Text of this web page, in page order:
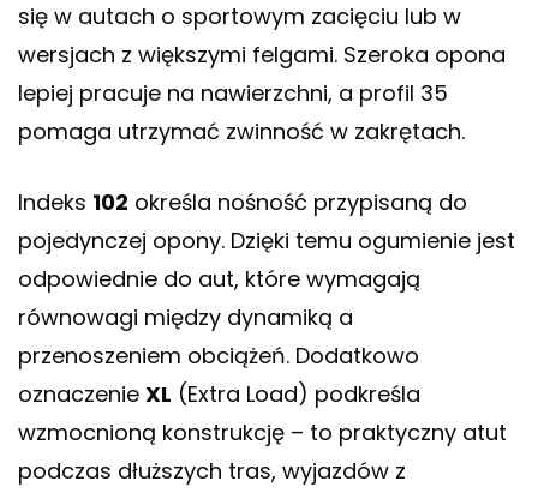
się w autach o sportowym zacięciu lub w
wersjach z większymi felgami. Szeroka opona
lepiej pracuje na nawierzchni, a profil 35
pomaga utrzymać zwinność w zakrętach.
Indeks 102 określa nośność przypisaną do
pojedynczej opony. Dzięki temu ogumienie jest
odpowiednie do aut, które wymagają
równowagi między dynamiką a
przenoszeniem obciążeń. Dodatkowo
oznaczenie XL (Extra Load) podkreśla
wzmocnioną konstrukcję – to praktyczny atut
podczas dłuższych tras, wyjazdów z